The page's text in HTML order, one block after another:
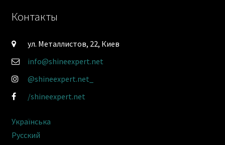
Контакты
ул. Металлистов, 22, Киев
info@shineexpert.net
@shineexpert.net_
/shineexpert.net
Українська
Русский